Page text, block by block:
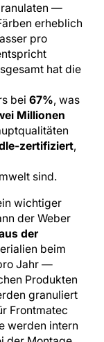
—
erheblich
pro
hat die
bei67%, was
Millionen
zertifiziert,
sind.
wichtiger
der Weber
der
beim
Jahr —
Produkten
granuliert
Frontmatec
werden intern